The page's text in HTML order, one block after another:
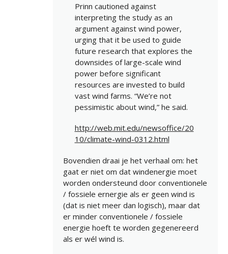
Prinn cautioned against
interpreting the study as an
argument against wind power,
urging that it be used to guide
future research that explores the
downsides of large-scale wind
power before significant
resources are invested to build
vast wind farms. “We’re not
pessimistic about wind,” he said.
http://web.mit.edu/newsoffice/20
10/climate-wind-0312.html
Bovendien draai je het verhaal om: het
gaat er niet om dat windenergie moet
worden ondersteund door conventionele
/ fossiele ernergie als er geen wind is
(dat is niet meer dan logisch), maar dat
er minder conventionele / fossiele
energie hoeft te worden gegenereerd
als er wél wind is.